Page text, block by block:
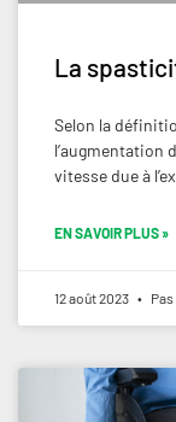
La
Selon la
l’augmentation
vitesse due à
EN SAVOIR PLUS »
12 août 2023